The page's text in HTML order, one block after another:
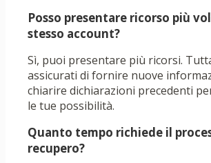
Posso presentare ricorso più
stesso account?
Sì, puoi presentare più ricorsi.
assicurati di fornire nuove
chiarire dichiarazioni precedenti
le tue possibilità.
Quanto tempo richiede il
recupero?